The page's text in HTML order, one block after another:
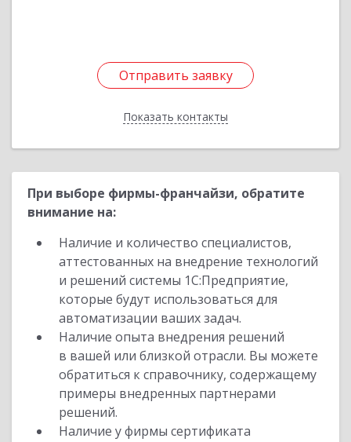
Отправить заявку
Показать контакты
Отправить заявку
Назад
При выборе фирмы-франчайзи, обратите
внимание на:
Наличие и количество специалистов,
аттестованных на внедрение технологий
и решений системы 1С:Предприятие,
которые будут использоваться для
автоматизации ваших задач.
Наличие опыта внедрения решений
в вашей или близкой отрасли. Вы можете
обратиться к справочнику, содержащему
примеры внедренных партнерами
решений.
Наличие у фирмы сертификата